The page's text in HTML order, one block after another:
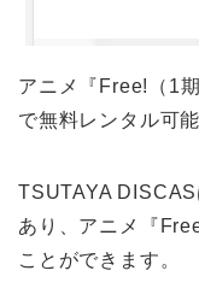
アニメ『Free!（1
で無料レンタル可能
TSUTAYA
あり、アニメ『
ことができます。